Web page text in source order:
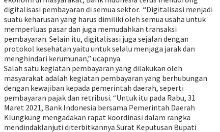
digitalisasi pembayaran di semua sektor. “Digitalisasi menjadi
suatu keharusan yang harus dimiliki oleh semua usaha untuk
memperluas pasar dan juga memudahkan transaksi
pembayaran. Selain itu, digitalisasi juga sejalan dengan
protokol kesehatan yaitu untuk selalu menjaga jarak dan
menghindari kerumunan,” ucapnya.
Salah satu kegiatan pembayaran yang dilakukan oleh
masyarakat adalah kegiatan pembayaran yang berhubungan
dengan kewajiban kepada pemerintah daerah, seperti
pembayaran pajak dan retribusi. “Untuk itu pada Rabu, 31
Maret 2021, Bank Indonesia bersama Pemerintah Daerah
Klungkung mengadakan rapat koordinasi dalam rangka
mendindaklanjuti diterbitkannya Surat Keputusan Bupati